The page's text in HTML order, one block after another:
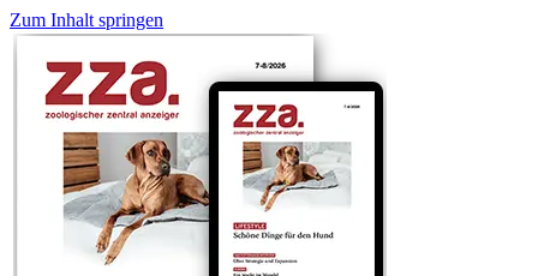
Zum Inhalt springen